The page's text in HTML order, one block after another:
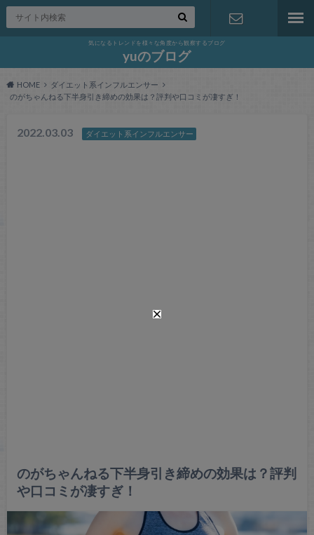
気になるトレンドを様々な角度から観察するブログ
yuのブログ
HOME
ダイエット系インフルエンサー
のがちゃんねる下半身引き締めの効果は？評判や口コミが凄すぎ！
2022.03.03 ダイエット系インフルエンサー
のがちゃんねる下半身引き締めの効果は？評判
や口コミが凄すぎ！